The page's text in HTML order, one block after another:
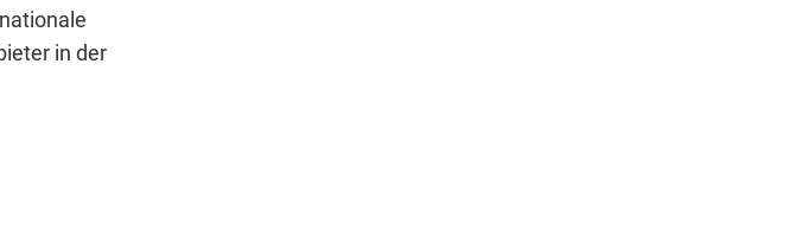
in der
Such as YouTube, Instagram or similar providers.